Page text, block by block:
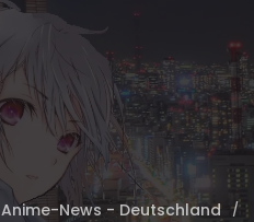
Anime-News - Deutschland